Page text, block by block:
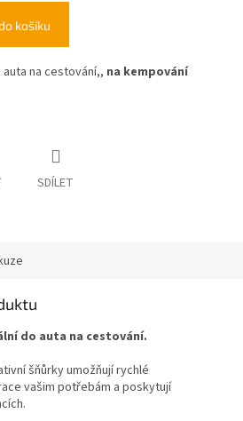
košíku
na cestování,, na kempování
SDÍLET
do auta na cestování.
šňůrky umožňují rychlé
vašim potřebám a poskytují